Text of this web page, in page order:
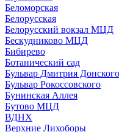
Беломорская
Белорусская
Белорусский вокзал МЦД
Бескудниково МЦД
Бибирево
Ботанический сад
Бульвар Дмитрия Донского
Бульвар Рокоссовского
Бунинская Аллея
Бутово МЦД
ВДНХ
Верхние Лихоборы